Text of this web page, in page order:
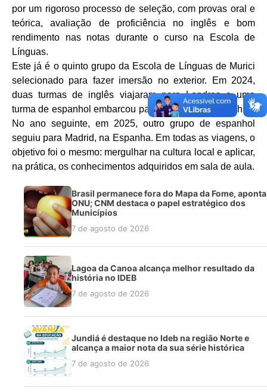
por um rigoroso processo de seleção, com provas oral e
teórica, avaliação de proficiência no inglês e bom
rendimento nas notas durante o curso na Escola de
Línguas.
Este já é o quinto grupo da Escola de Línguas de Murici
selecionado para fazer imersão no exterior. Em 2024,
duas turmas de inglês viajaram para Londres e uma
turma de espanhol embarcou para Concepción, no Chile.
No ano seguinte, em 2025, outro grupo de espanhol
seguiu para Madrid, na Espanha. Em todas as viagens, o
objetivo foi o mesmo: mergulhar na cultura local e aplicar,
na prática, os conhecimentos adquiridos em sala de aula.
Brasil permanece fora do Mapa da Fome, aponta
ONU; CNM destaca o papel estratégico dos
Municípios
7 de agosto de 2026
Lagoa da Canoa alcança melhor resultado da
história no IDEB
7 de agosto de 2026
Jundiá é destaque no Ideb na região Norte e
alcança a maior nota da sua série histórica
7 de agosto de 2026